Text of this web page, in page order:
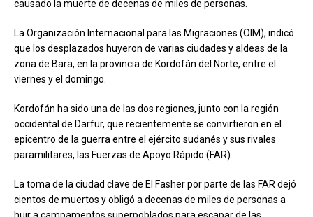
causado la muerte de decenas de miles de personas.
La Organización Internacional para las Migraciones (OIM), indicó
que los desplazados huyeron de varias ciudades y aldeas de la
zona de Bara, en la provincia de Kordofán del Norte, entre el
viernes y el domingo.
Kordofán ha sido una de las dos regiones, junto con la región
occidental de Darfur, que recientemente se convirtieron en el
epicentro de la guerra entre el ejército sudanés y sus rivales
paramilitares, las Fuerzas de Apoyo Rápido (FAR).
La toma de la ciudad clave de El Fasher por parte de las FAR dejó
cientos de muertos y obligó a decenas de miles de personas a
huir a campamentos superpoblados para escapar de las